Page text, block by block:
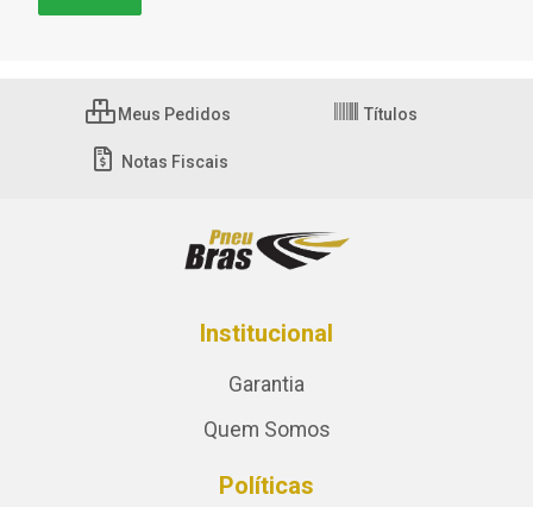
Meus Pedidos Títulos
Notas Fiscais
Institucional
Garantia
Quem Somos
Políticas